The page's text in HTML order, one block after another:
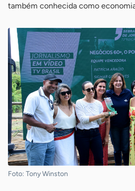
também conhecida como
Foto: Tony Winston